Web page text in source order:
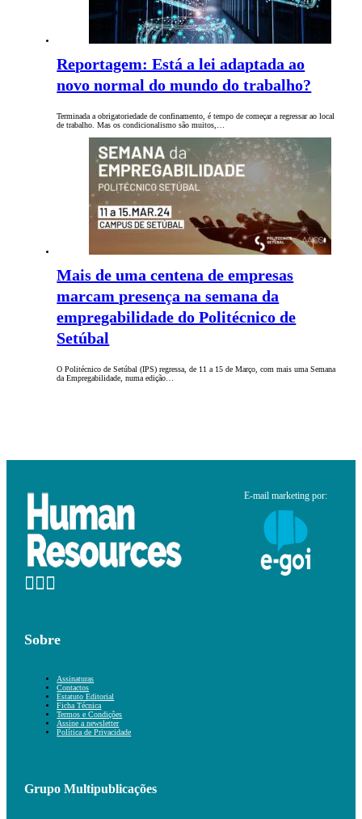
Reportagem: Está a lei adaptada ao
novo normal do mundo do trabalho?
Terminada a obrigatoriedade de confinamento, é tempo de começar a regressar ao local
de trabalho. Mas os condicionalismo são muitos,…
Mais de uma centena de empresas
marcam presença na semana da
empregabilidade do Politécnico de
Setúbal
O Politécnico de Setúbal (IPS) regressa, de 11 a 15 de Março, com mais uma Semana
da Empregabilidade, numa edição…
E-mail marketing por:
Sobre
Assinaturas
Contactos
Estatuto Editorial
Ficha Técnica
Termos e Condições
Assine a newsletter
Política de Privacidade
Grupo Multipublicações